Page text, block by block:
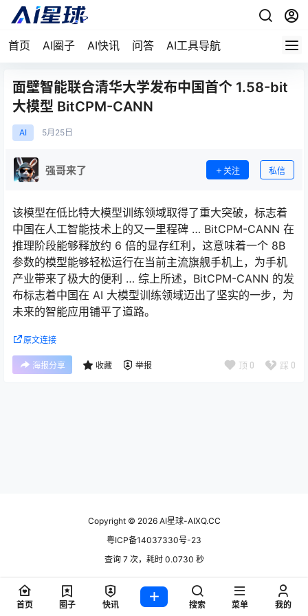
首页 AI圈子 AI快讯 问答 AI工具导航
面壁智能联合清华大学发布中国首个 1.58-bit
大模型 BitCPM-CANN
AI 5月 25日
强哥来了 关注 私信
该模型在低比特大模型训练领域取得了重大突破，标志着
中国在人工智能技术上的又一里程碑 … BitCPM-CANN 在
推理阶段能够释放约 6 倍的显存红利，这意味着一个 8B
参数的模型能够轻松运行在当前主流旗舰手机上，为手机
产业带来了极大的便利 … 综上所述，BitCPM-CANN 的发
布标志着中国在 AI 大模型训练领域迈出了坚实的一步，为
未来的智能应用铺平了道路。
原文连接
海报分享 收藏 举报 顶 0 踩 0
Copyright © 2026AI星球-AIXQ.CC
粤ICP备14037330号-23
查询 7 次，耗时 0.0730 秒
首页 圈子 快讯 搜索 菜单 我的